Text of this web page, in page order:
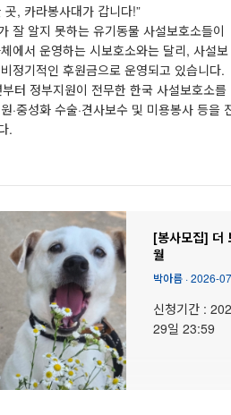
곳, 카라봉사대가 갑니다!”
잘 알지 못하는 유기동물 사설보호소들이
에서 운영하는 시보호소와는 달리, 사설보
정기적인 후원금으로 운영되고 있습니다.
터 정부지원이 전무한 한국 사설보호소를
·중성화 수술·견사보수 및 미용봉사 등을
.
[봉사모집] 더
월
박아름 ·2026-
신청기간 :
29일 23:59